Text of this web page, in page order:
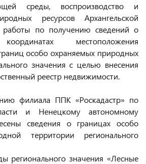
среды, воспроизводство и
ресурсов Архангельской
работы по получению сведений о
местоположения
особо охраняемых природных
значения с целью внесения
реестр недвижимости.
филиала ППК «Роскадастр» по
и Ненецкому автономному
сведения о границах особо
территории регионального
регионального значения «Лесные